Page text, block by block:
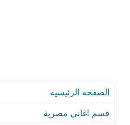
اغنية مهرجان فاكهه